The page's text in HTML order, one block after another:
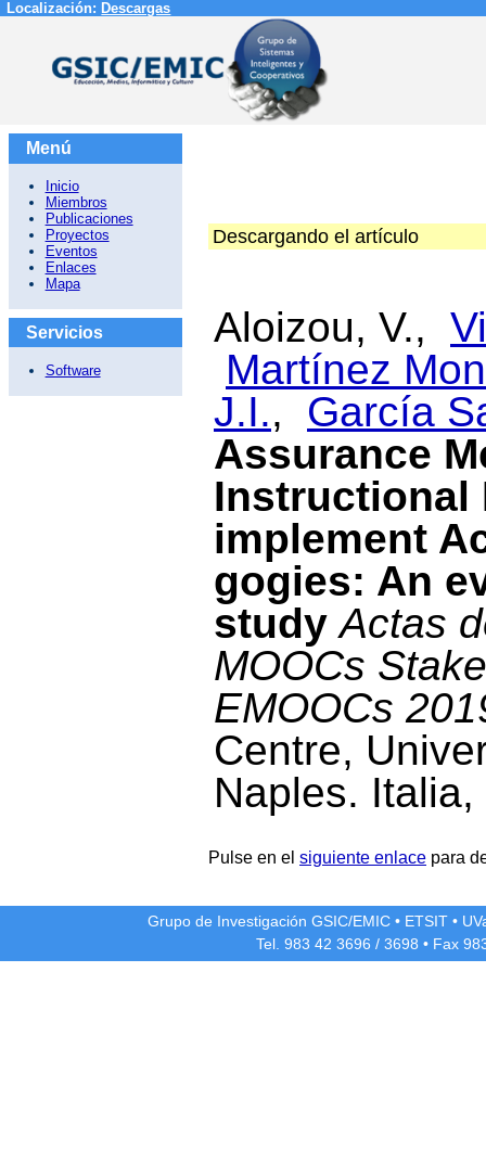
Localización: Descargas
Menú
Inicio
Miembros
Publicaciones
Proyectos
Eventos
Enlaces
Mapa
Servicios
Software
Descargando el artículo
Aloizou, V.,
Martínez
J.I., García
Assurance
Instructional
implement
gogies: An
study Actas
MOOCs
EMOOCs
Centre,
Naples.
Pulse en el siguiente enlace para
Grupo de Investigación GSIC/EMIC • ETSIT •
Tel. 983 42 3696 / 3698 • Fax